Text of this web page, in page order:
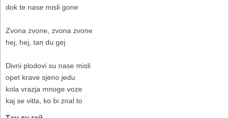
dok te nase misli gone
Zvona zvone, zvona zvone
hej, hej, tan du gej
Divni plodovi su nase misli
opet krave sjeno jedu
kola vrazja mnoge voze
kaj se vitla, ko bi znal to